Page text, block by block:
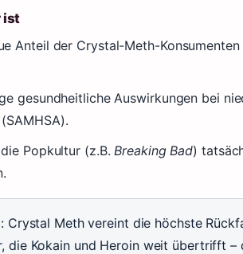
ist
Anteil der Crystal-Meth-
gesundheitliche Auswirkungen bei
Popkultur (z.B. Breaking Bad)
Crystal Meth vereint die höchste
die Kokain und Heroin weit übertrifft